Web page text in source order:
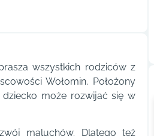
wszystkich rodziców z
Wołomin. Położony
może rozwijać się w
maluchów. Dlatego też